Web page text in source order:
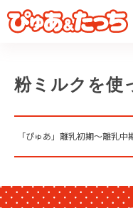
粉ミルクを使
「ぴゅあ」離乳初期〜離乳中